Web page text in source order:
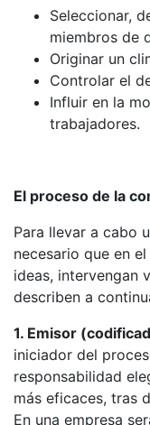
Seleccionar,
miembros de
Originar un
Controlar el
Influir en la
trabajadores.
El proceso de la
Para llevar a cabo
necesario que en
ideas, intervengan
describen a
1. Emisor
iniciador del
responsabilidad
más eficaces, tras
En una empresa